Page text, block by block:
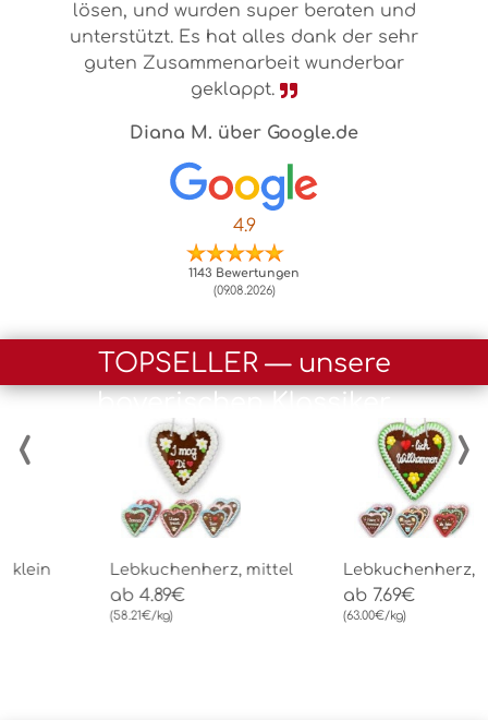
lösen, und wurden super beraten und
unterstützt. Es hat alles dank der sehr
guten Zusammenarbeit wunderbar
geklappt.
Diana M. über Google.de
Vorheriges
4.9
1143 Bewertungen
(09.08.2026)
TOPSELLER — unsere
bayerischen Klassiker
Lebkuchenherz, mittel Lebkuchenherz, groß
‹ ›